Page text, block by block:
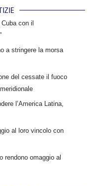
con il
a stringere la morsa
del cessate il fuoco
l’America Latina,
al loro vincolo con
rendono omaggio al